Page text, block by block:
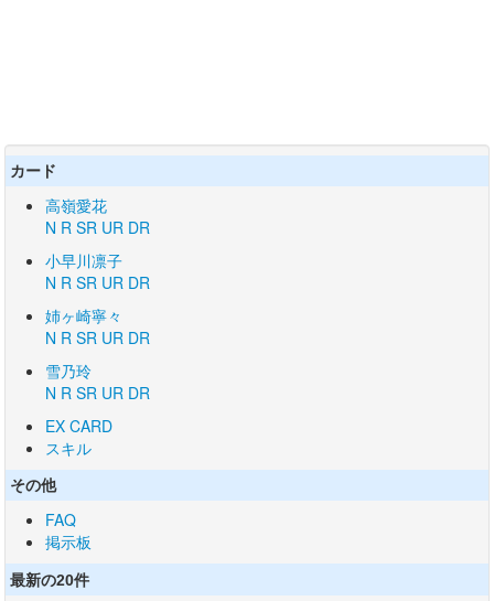
カード
高嶺愛花
N R SR UR DR
小早川凛子
N R SR UR DR
姉ヶ崎寧々
N R SR UR DR
雪乃玲
N R SR UR DR
EX CARD
スキル
その他
FAQ
掲示板
最新の20件